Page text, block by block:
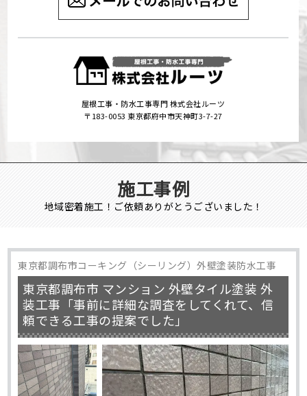
屋根工事・防水工事専門 株式会社ルーツ
〒183-0053 東京都府中市天神町3-7-27
施工事例
地域密着施工！ご依頼ありがとうございました！
東京都調布市コーキング（シーリング）外壁塗装防水工事
東京都調布市 マンション 外壁タイル塗装 外
装工事「事前に詳細な調査をしてくれて、信
頼できる工事の提案でした」